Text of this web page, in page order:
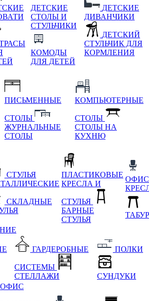
ДЕТСКИЕ
СТОЛЫ И
СТУЛЬЧИКИ
КОМОДЫ
ДЛЯ ДЕТЕЙ
ДЕТСКИЕ
ДИВАНЧИКИ
ДЕТСКИЙ
СТУЛЬЧИК ДЛЯ
КОРМЛЕНИЯ
ПИСЬМЕННЫЕ
СТОЛЫ
ЖУРНАЛЬНЫЕ
СТОЛЫ
КОМПЬЮТЕРНЫЕ
СТОЛЫ
СТОЛЫ НА
КУХНЮ
СТУЛЬЯ
СКЛАДНЫЕ
ПЛАСТИКОВЫЕ
КРЕСЛА И
СТУЛЬЯ
БАРНЫЕ
СТУЛЬЯ
ГАРДЕРОБНЫЕ
СИСТЕМЫ
СТЕЛЛАЖИ
ПОЛКИ
СУНДУКИ
ОФИС